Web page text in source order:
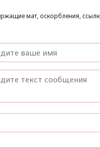
мат, оскорбления,